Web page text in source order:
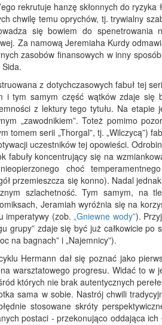
rekrutuje hanzę skłonnych do ryzyka
chwilę temu oprychów, tj. trywialny
się bowiem do spenetrowania
Za namową Jeremiaha Kurdy
zasobów finansowych w inny
z dotychczasowych fabuł tej
i tym samym część wątków zdaje się
z lektury tego tytułu. Na etapie
„zawodnikiem”. Toteż pomimo
serii „Thorgal”, tj. „Wilczycą”)
uczestników tej opowieści.
fabuły koncentrujący się na
choć
przemieszcza się konno). Nadal
szlachetność. Tym samym, na
Jeramiah wyróżnia się na
imperatywy (zob.„Gniewne wody”).
grupy” zdaje się być już całkowicie
na bagnach” i „Najemnicy”).
Hermann dał się poznać jako
warsztatowego progresu. Widać to w
których nie brak autentycznych
sama w sobie. Nastrój chwili
stosowane skróty
postaci - przekonująco oddająca